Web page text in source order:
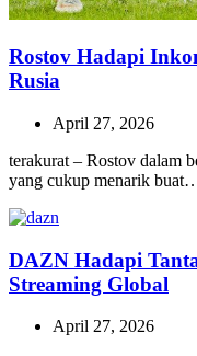
Rostov Hadapi
Rusia
April 27, 2026
terakurat – Rostov dalam
yang cukup menarik
DAZN Hadapi
Streaming Global
April 27, 2026